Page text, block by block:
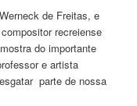
de Freitas, e
recreiense
do importante
e artista
parte de nossa